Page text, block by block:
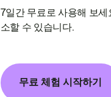
7일간 무료로 사용해 보세
소할 수 있습니다.
무료 체험 시작하기